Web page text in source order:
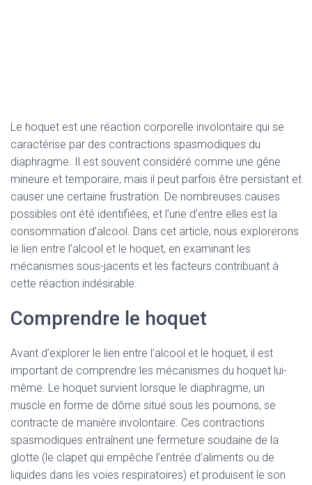
Le hoquet est une réaction corporelle involontaire qui se
caractérise par des contractions spasmodiques du
diaphragme. Il est souvent considéré comme une gêne
mineure et temporaire, mais il peut parfois être persistant et
causer une certaine frustration. De nombreuses causes
possibles ont été identifiées, et l’une d’entre elles est la
consommation d’alcool. Dans cet article, nous explorerons
le lien entre l’alcool et le hoquet, en examinant les
mécanismes sous-jacents et les facteurs contribuant à
cette réaction indésirable.
Comprendre le hoquet
Avant d’explorer le lien entre l’alcool et le hoquet, il est
important de comprendre les mécanismes du hoquet lui-
même. Le hoquet survient lorsque le diaphragme, un
muscle en forme de dôme situé sous les poumons, se
contracte de manière involontaire. Ces contractions
spasmodiques entraînent une fermeture soudaine de la
glotte (le clapet qui empêche l’entrée d’aliments ou de
liquides dans les voies respiratoires) et produisent le son